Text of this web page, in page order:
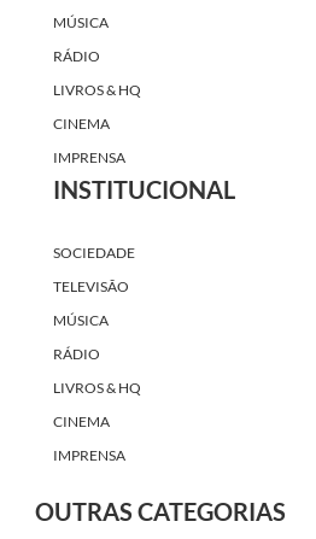
MÚSICA
RÁDIO
LIVROS & HQ
CINEMA
IMPRENSA
INSTITUCIONAL
SOCIEDADE
TELEVISÃO
MÚSICA
RÁDIO
LIVROS & HQ
CINEMA
IMPRENSA
OUTRAS CATEGORIAS